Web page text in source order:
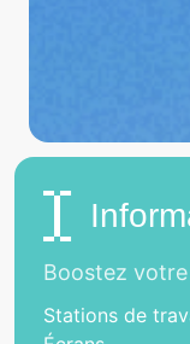
Boostez
Stations de